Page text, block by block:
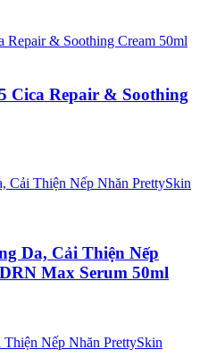
Cica Repair & Soothing
Da, Cải Thiện Nếp
Max Serum 50ml